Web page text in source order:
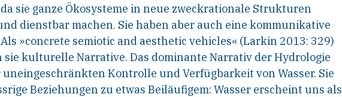
sie ganze Ökosysteme in neue zweckrationale Strukturen
dienstbar machen. Sie haben aber auch eine kommunikative
»concrete semiotic and aesthetic vehicles« (Larkin 2013: 329)
kulturelle Narrative. Das dominante Narrativ der Hydrologie
uneingeschränkten Kontrolle und Verfügbarkeit von Wasser. Sie
Beziehungen zu etwas Beiläufigem: Wasser erscheint uns als